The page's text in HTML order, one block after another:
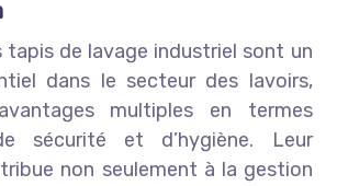
tapis de lavage industriel sont un
dans le secteur des lavoirs,
multiples en termes
sécurité et d’hygiène. Leur
non seulement à la gestion